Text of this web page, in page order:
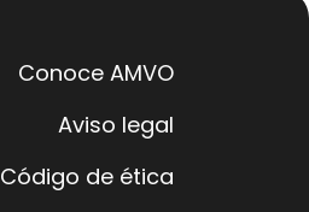
Conoce AMVO
Aviso legal
Código de ética